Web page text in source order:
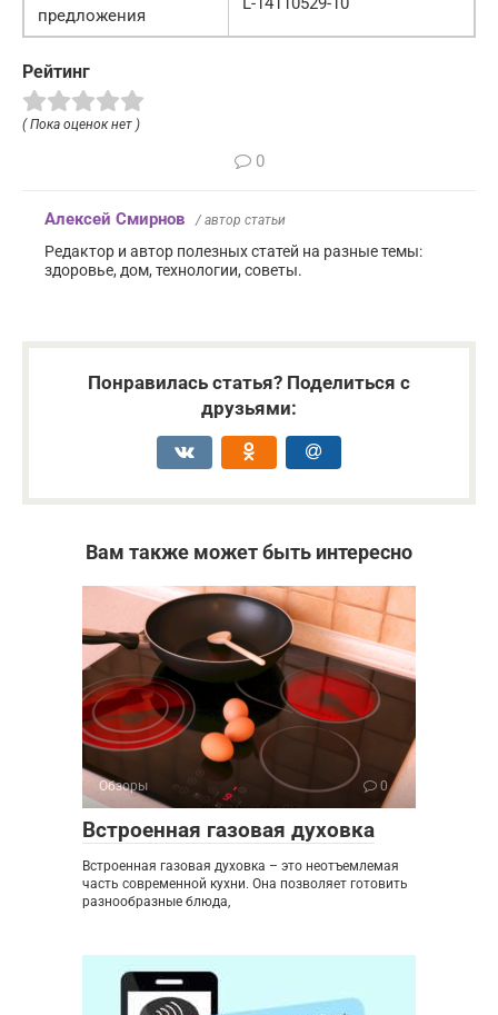
предложения
Рейтинг
( Пока оценок нет )
0
Алексей Смирнов / автор статьи
Редактор и автор полезных статей на разные темы:
здоровье, дом, технологии, советы.
Понравилась статья? Поделиться с
друзьями:
Вам также может быть интересно
Обзоры 0
Встроенная газовая духовка
Встроенная газовая духовка – это неотъемлемая
часть современной кухни. Она позволяет готовить
разнообразные блюда,